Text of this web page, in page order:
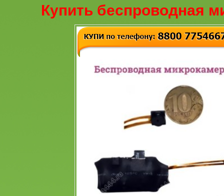
Купить беспроводная